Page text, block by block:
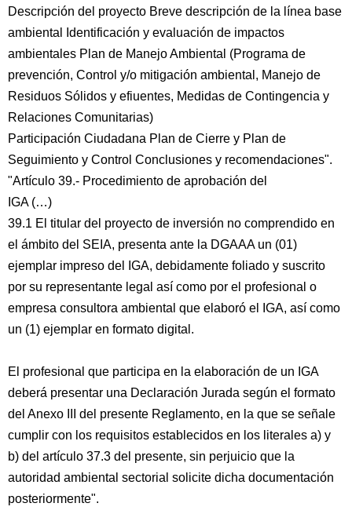
Descripción del proyecto Breve descripción de la línea base
ambiental Identificación y evaluación de impactos
ambientales Plan de Manejo Ambiental (Programa de
prevención, Control y/o mitigación ambiental, Manejo de
Residuos Sólidos y efiuentes, Medidas de Contingencia y
Relaciones Comunitarias)
Participación Ciudadana Plan de Cierre y Plan de
Seguimiento y Control Conclusiones y recomendaciones".
"Artículo 39.- Procedimiento de aprobación del
IGA (…)
39.1 El titular del proyecto de inversión no comprendido en
el ámbito del SEIA, presenta ante la DGAAA un (01)
ejemplar impreso del IGA, debidamente foliado y suscrito
por su representante legal así como por el profesional o
empresa consultora ambiental que elaboró el IGA, así como
un (1) ejemplar en formato digital.
El profesional que participa en la elaboración de un IGA
deberá presentar una Declaración Jurada según el formato
del Anexo III del presente Reglamento, en la que se señale
cumplir con los requisitos establecidos en los literales a) y
b) del artículo 37.3 del presente, sin perjuicio que la
autoridad ambiental sectorial solicite dicha documentación
posteriormente".